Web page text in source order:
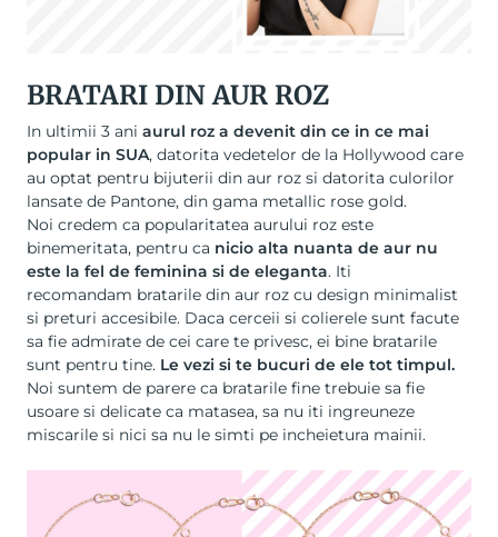
BRATARI DIN AUR ROZ
In ultimii 3 ani aurul roz a devenit din ce in ce mai
popular in SUA, datorita vedetelor de la Hollywood care
au optat pentru bijuterii din aur roz si datorita culorilor
lansate de Pantone, din gama metallic rose gold.
Noi credem ca popularitatea aurului roz este
binemeritata, pentru ca nicio alta nuanta de aur nu
este la fel de feminina si de eleganta. Iti
recomandam bratarile din aur roz cu design minimalist
si preturi accesibile. Daca cerceii si colierele sunt facute
sa fie admirate de cei care te privesc, ei bine bratarile
sunt pentru tine. Le vezi si te bucuri de ele tot timpul.
Noi suntem de parere ca bratarile fine trebuie sa fie
usoare si delicate ca matasea, sa nu iti ingreuneze
miscarile si nici sa nu le simti pe incheietura mainii.